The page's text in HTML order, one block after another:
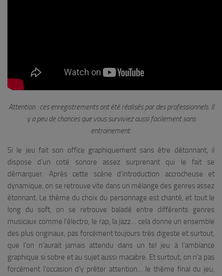
Attention : ces enregistrements ont été réalisés par des professionnels. Il
y a peu de chances que vous surviviez aussi facilement sans
entrainement.
Si le jeu fait son office graphiquement sans être détonnant, il
dispose d’un coté sonore assez surprenant qui le fait se
démarquer. Après cette scène d’introduction accrocheuse et
dynamique, on se retrouve vite dans un mélange des genres assez
étonnant. Le thème du choix du personnage est chanté, et tout le
long du soft, on se retrouve baladé entre différents genres
musicaux comme l’électro, le rap, la jazz… cela donne un ensemble
des plus originaux, pas forcément toujours très digeste et surtout,
que l’on n’aurait jamais attendu dans un tel jeu à l’ambiance
graphique si sobre et au sujet aussi macabre. Et surtout, on n’a pas
forcément l’occasion d’y prêter attention… le thème final du jeu,